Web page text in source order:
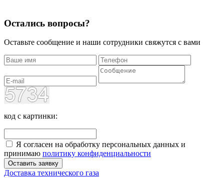
Остались вопросы?
Оставьте сообщение и наши сотрудники свяжутся с вами
код с картинки:
Я согласен на обработку персональных данных и
принимаю политику конфиденциальности
Оставить заявку
Доставка технического газа